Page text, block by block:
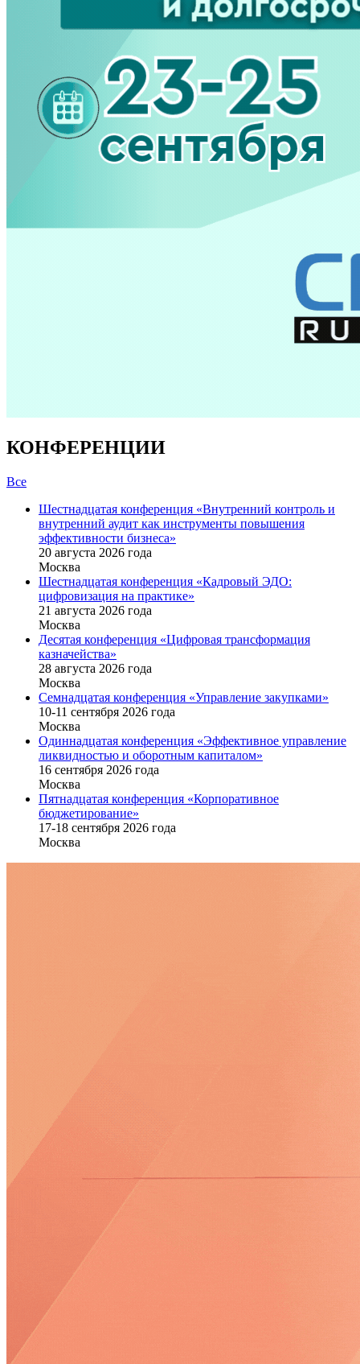
КОНФЕРЕНЦИИ
Все
Шестнадцатая конференция «Внутренний контроль и
внутренний аудит как инструменты повышения
эффективности бизнеса»
20 августа 2026 года
Москва
Шестнадцатая конференция «Кадровый ЭДО:
цифровизация на практике»
21 августа 2026 года
Москва
Десятая конференция «Цифровая трансформация
казначейства»
28 августа 2026 года
Москва
Семнадцатая конференция «Управление закупками»
10-11 сентября 2026 года
Москва
Одиннадцатая конференция «Эффективное управление
ликвидностью и оборотным капиталом»
16 cентября 2026 года
Москва
Пятнадцатая конференция «Корпоративное
бюджетирование»
17-18 сентября 2026 года
Москва